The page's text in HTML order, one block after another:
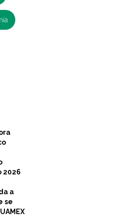
2026
a
se